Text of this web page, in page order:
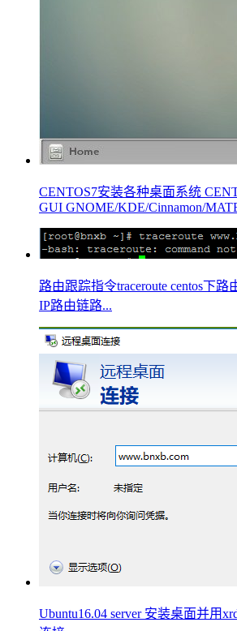
CENTOS7安装各种桌面系统
GUI GNOME/KDE/Cinnamon/
路由跟踪指令traceroute centos下
IP路由链路...
Ubuntu16.04 server 安装桌面并用